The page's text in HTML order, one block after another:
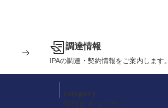
調達情報
IPAの調達・契約情報をご案内します。
category
情報セキュリティ